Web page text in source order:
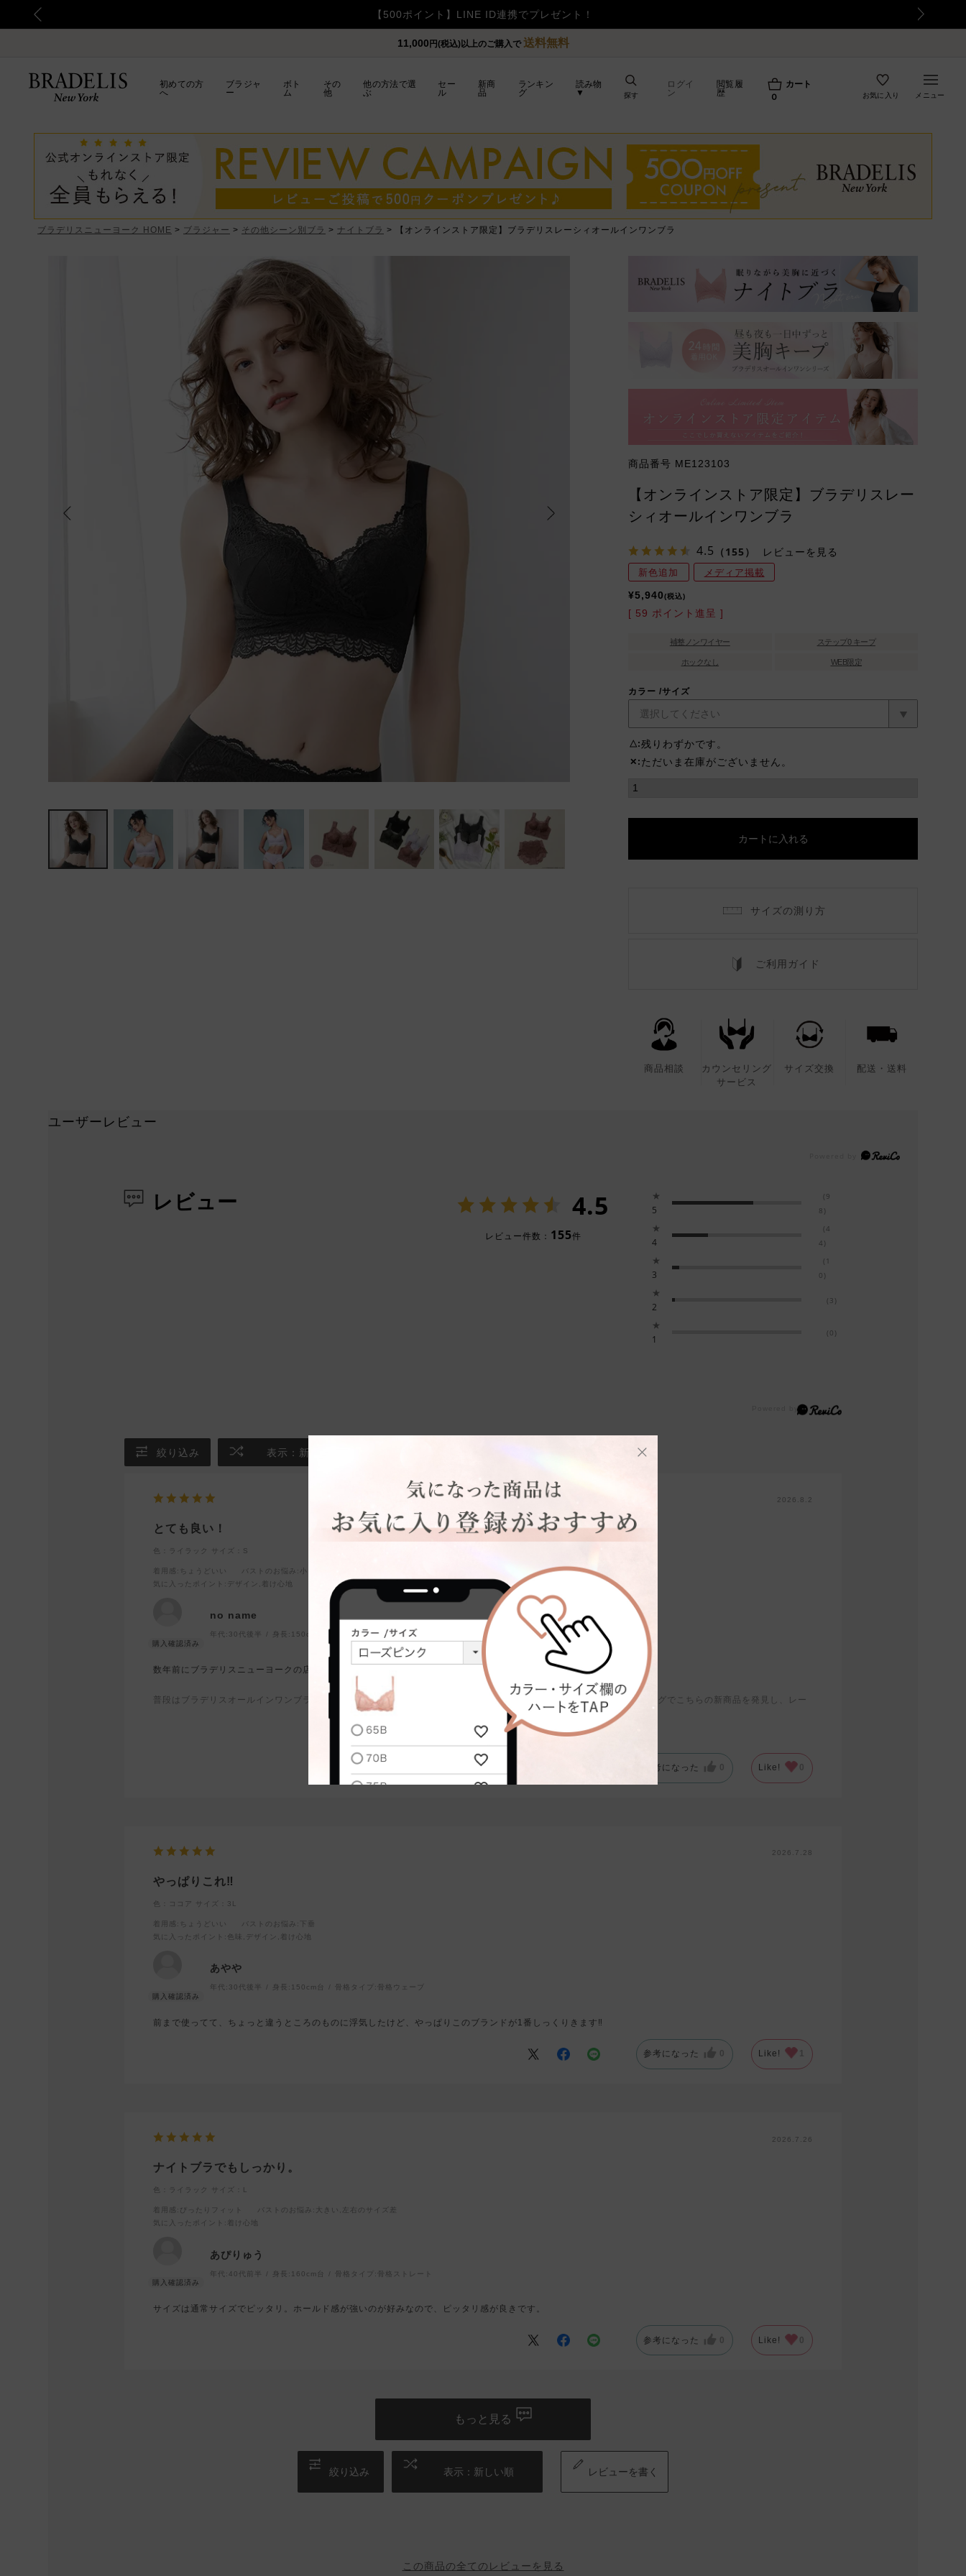
【重要】令和8年熊本地震の影響によるお荷物のお届け遅延について
11,000 円(税込)以上のご購入で送料無料
初めての方
へ
ブラジャ
ー
ボト
ム
その
他
他の方法で選
ぶ
セー
ル
新商
品
ランキン
グ
読み物
▼
ログイ
ン
閲覧履
歴
カート
0
探す お気に入り メニュー
ブラデリスニューヨーク HOME ブラジャー その他シーン別ブラ ナイトブラ 【オンラインストア限定】ブラデリスレーシィオールインワンブラ
商品番号 ME123103
【オンラインストア限定】ブラデリスレー
シィオールインワンブラ
4.5 （155） レビューを見る
新色追加 メディア掲載
¥5,940 税込
[ 59 ポイント進呈 ]
補整ノンワイヤー ステップ0 キープ
ホックなし WEB限定
カラー サイズ
△ 残りわずかです。
✕ ただいま在庫がございません。
カートに入れる
サイズの測り方
ご利用ガイド
商品相談
カウンセリング
サービス
サイズ交換 配送・送料
ユーザーレビュー
レビュー 4.5
レビュー件数： 155件
★
5
(9
8)
★
4
(4
4)
★
3
(1
0)
★
2
(3)
★
1
(0)
絞り込み 表示：新しい順
2026.8.2
とても良い！
色：ライラック サイズ：S
着用感 :ちょうどいい バストのお悩み :小さい,離れている
気に入ったポイント :デザイン,着け心地
no name
年代: 30代後半 身長: 150cm台 骨格タイプ:骨格ウェーブ
数年前にブラデリスニューヨークの店舗にてしっかりサイズを測ってもらってからずっと愛用中です。
普段はブラデリスオールインワンブラの方を愛用していたのですが、古くなってきた為、買い替えようと思ったタイミングでこちらの新商品を発見し、レー
スがお洒落で可愛いと思い購入させていただきました。
キツく感じないのに、きちんとホールドしてくれる為、安心して着けていられます！！
ズボラな私にとっては日中も着けていてもいいっていうのがとても有難いです。
サイズはブラデリスオールインワンブラと同じで大丈夫でした！
続きを読む
参考になった Like!
2026.7.28
やっぱりこれ‼︎
色：ココア サイズ：3L
着用感 :ちょうどいい バストのお悩み :下垂
気に入ったポイント :色味,デザイン,着け心地
あやや
年代: 30代後半 身長: 150cm台 骨格タイプ: 骨格ウェーブ
前まで使ってて、ちょっと違うところのものに浮気したけど、やっぱりこのブランドが1番しっくりきます‼︎
参考になった Like! 1
2026.7.26
ナイトブラでもしっかり。
色：ライラック サイズ：L
着用感 :ぴったりフィット バストのお悩み :大きい,左右のサイズ差
気に入ったポイント :着け心地
あぴりゅう
年代: 40代前半 身長: 160cm台 骨格タイプ: 骨格ストレート
サイズは通常サイズでピッタリ。ホールド感が強いのが好みなので、ピッタリ感が良きです。
参考になった 0 Like! 0
もっと見る
絞り込み 表示：新しい順 レビューを書く
この商品の全てのレビューを見る